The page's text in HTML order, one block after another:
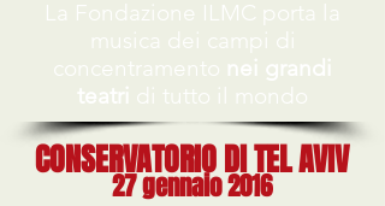
La Fondazione ILMC porta
la
musica dei campi di
concentramento nei grandi
teatri di tutto il mondo
CONSERVATORIO DI TEL AVIV
27 gennaio 2016